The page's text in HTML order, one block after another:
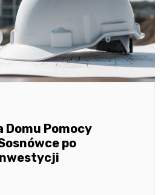
Domu Pomocy
po